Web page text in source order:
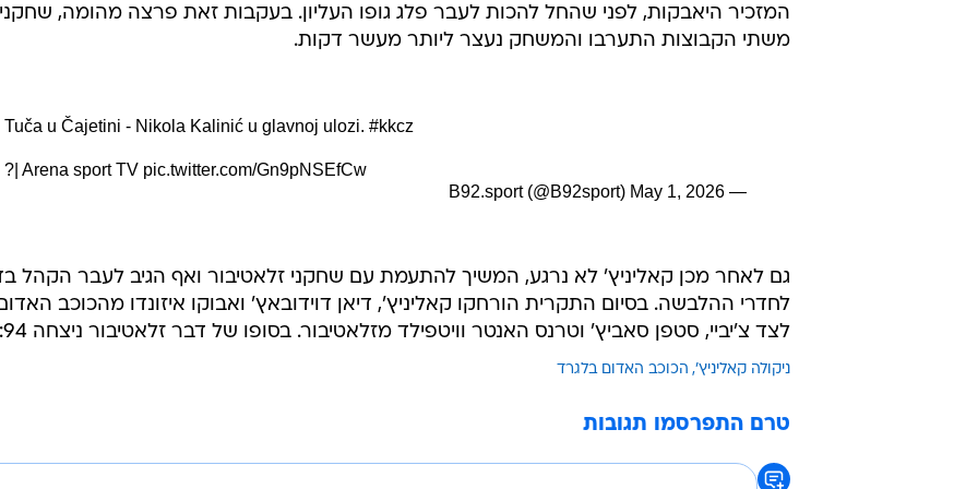
המזכיר היאבקות, לפני שהחל להכות לעבר פלג גופו העליון. בעקבות זאת פרצה מהומה,
משתי הקבוצות התערבו והמשחק נעצר ליותר מעשר דקות.
Tuča u Čajetini - Nikola Kalinić u glavnoj ulozi. #kkcz
?| Arena sport TV pic.twitter.com/Gn9pNSEfCw
— B92.sport (@B92sport)
May 1, 2026
גם לאחר מכן קאליניץ' לא נרגע, המשיך להתעמת עם שחקני זלאטיבור ואף הגיב לעבר הקהל
לחדרי ההלבשה. בסיום התקרית הורחקו קאליניץ', דיאן דוידובאץ' ואבוקו איזונדו מהכוכב
לצד צ'יביי, סטפן סאביץ' וטרנס האנטר וויטפילד מזלאטיבור. בסופו של דבר זלאטיבור ניצחה 89:94.
ניקולה קאליניץ' הכוכב האדום בלגרד
טרם התפרסמו תגובות